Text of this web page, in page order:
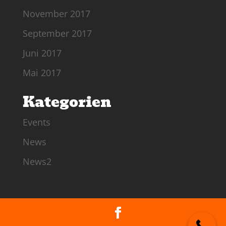
November 2017
September 2017
Juni 2017
Mai 2017
Kategorien
Events
News
News2